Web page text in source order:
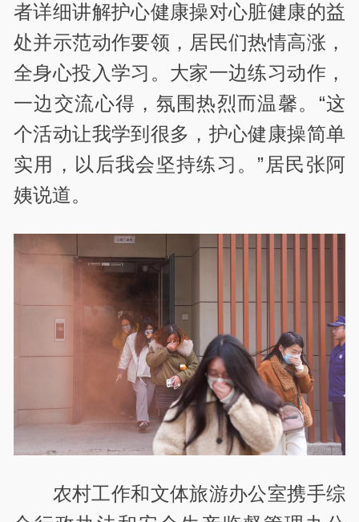
者详细讲解护心健康操对心脏健康的益
处并示范动作要领，居民们热情高涨，
全身心投入学习。大家一边练习动作，
一边交流心得，氛围热烈而温馨。“这
个活动让我学到很多，护心健康操简单
实用，以后我会坚持练习。”居民张阿
姨说道。
农村工作和文体旅游办公室携手综